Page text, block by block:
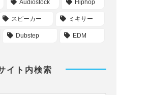
Audiostock Hiphop
スピーカー ミキサー
Dubstep EDM
イト内検索